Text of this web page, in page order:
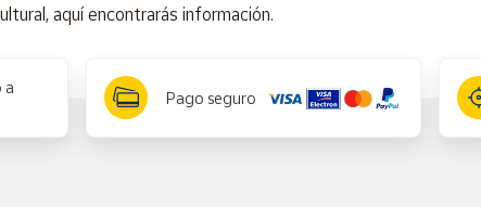
aquí encontrarás información.
a
Pago seguro